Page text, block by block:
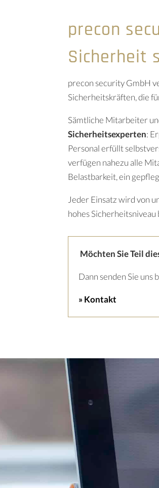
precon
Sicherheit
precon security GmbH
Sicherheitskräften, die
Sämtliche Mitarbeiter
Sicherheitsexperten:
Personal erfüllt
verfügen nahezu alle
Belastbarkeit, ein
Jeder Einsatz wird von
hohes
Möchten Sie Teil
Dann senden Sie
» Kontakt